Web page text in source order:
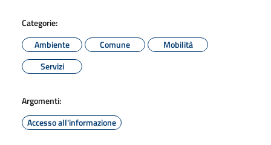
Categorie:
Ambiente
Comune
Mobilità
Servizi
Argomenti:
Accesso all'informazione